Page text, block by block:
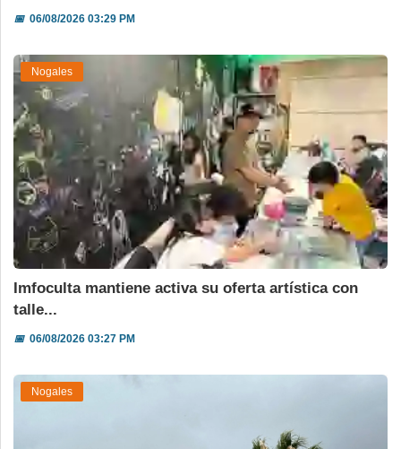
📅06/08/2026 03:29 PM
Nogales
Imfoculta mantiene activa su oferta artística con
talle...
📅06/08/2026 03:27 PM
Nogales